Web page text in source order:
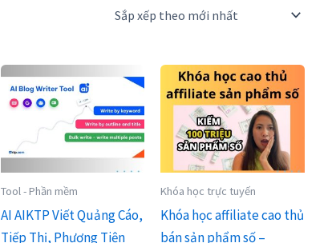
Tool - Phần mềm
AI AIKTP Viết Quảng Cáo,
Tiếp Thị, Phương Tiện
Khóa học trực tuyến
Khóa học affiliate cao thủ
bán sản phẩm số –